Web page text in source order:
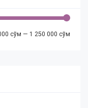
сўм — 1 250 000 сўм